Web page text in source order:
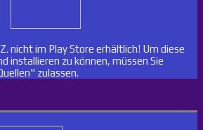
nicht im Play Store erhältlich! Um diese
installieren zu können, müssen Sie
zulassen.